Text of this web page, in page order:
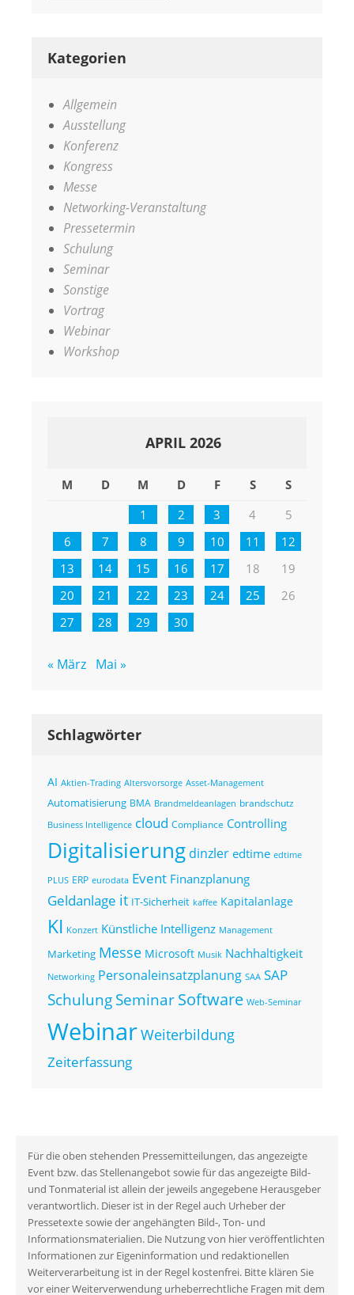
Kategorien
Allgemein
Ausstellung
Konferenz
Kongress
Messe
Networking-Veranstaltung
Pressetermin
Schulung
Seminar
Sonstige
Vortrag
Webinar
Workshop
APRIL 2026
M D M D F S
S
1
2 3 4
5
6
7 8 9 10 11
12
13
14 15 16 17 18
19
20
21 22 23 24 25
26
27
28 29 30
« März Mai »
Schlagwörter
AI Aktien-Trading Altersvorsorge Asset-Management
Automatisierung BMA Brandmeldeanlagen brandschutz
Business Intelligence cloud Compliance Controlling
Digitalisierung dinzler edtime edtime
PLUS ERP eurodata Event Finanzplanung
Geldanlage it IT-Sicherheit kaffee Kapitalanlage
KI Konzert Künstliche Intelligenz Management
Marketing Messe Microsoft Musik Nachhaltigkeit
Networking Personaleinsatzplanung SAA SAP
SchulungSeminarSoftware Web-Seminar
WebinarWeiterbildung
Zeiterfassung
Für die oben stehenden Pressemitteilungen, das angezeigte
Event bzw. das Stellenangebot sowie für das angezeigte Bild-
und Tonmaterial ist allein der jeweils angegebene Herausgeber
verantwortlich. Dieser ist in der Regel auch Urheber der
Pressetexte sowie der angehängten Bild-, Ton- und
Informationsmaterialien. Die Nutzung von hier veröffentlichten
Informationen zur Eigeninformation und redaktionellen
Weiterverarbeitung ist in der Regel kostenfrei. Bitte klären Sie
vor einer Weiterverwendung urheberrechtliche Fragen mit dem